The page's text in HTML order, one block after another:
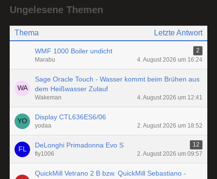
Ungelesene Themen
Thema Letzte Antwort
WMF 1000 Boiler undicht
2
Marabu
4. August 2026 um 16:24
Sage Oracle Touch - Wasser kommt beim Brühen aus
dem Heißwasser Zulauf
Wakeman 4. August 2026 um 12:41
Display CTL636ES6/06
yodaa 2. August 2026 um 18:52
DeLonghi Primadonna Evo S
12
fly1006
2. August 2026 um 09:57
QuickMill Vetrano 2 B bzw. QuickMill Sebastiano -